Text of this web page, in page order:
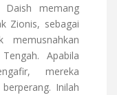
memang
Zionis, sebagai
Apabila
mereka
Inilah